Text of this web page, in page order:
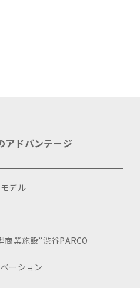
アドバンテージ
デル
商業施設”渋谷PARCO
ーション